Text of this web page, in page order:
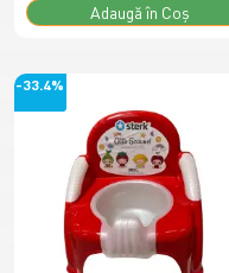
Adaugă în Coş
-33.4%